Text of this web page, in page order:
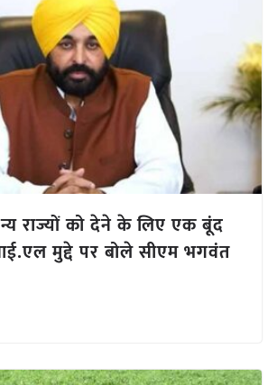
राज्यों को देने के लिए एक बूंद
मुद्दे पर बोले सीएम भगवंत